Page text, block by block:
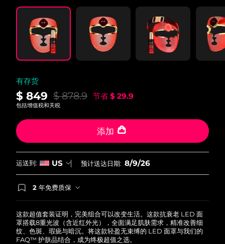
有存货
$ 849 $ 878.9 节省 $ 29.9
包括增值税和关税
添加
运送到: US 预计送达日期: 8/9/26
2 年免费质保
这款超值套装证明，完美组合可以改变生活。这款抗衰老 LED 面
罩搭载8重光波（含近红外光），全面满足肌肤需求，精准改善细
纹、色斑、瑕疵与暗沉。将这款轻盈无束缚的 LED 面罩与我们的
FAQ™ 护肤品结合，成为终极超值之选。